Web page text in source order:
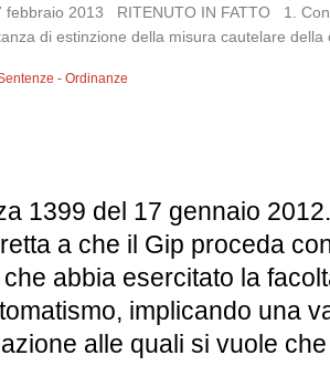
2013 RITENUTO IN FATTO 1.
di estinzione della misura cautelare della
- Ordinanze
1399 del 17 gennaio
a che il Gip proceda
abbia esercitato la
implicando una
alle quali si vuole